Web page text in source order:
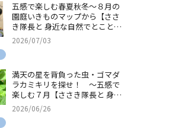
五感で楽しむ春夏秋冬～８月の
園庭いきものマップから【ささ
き隊長と 身近な自然でとことん
遊ぼう！＃31】
2026/07/03
満天の星を背負った虫・ゴマダ
ラカミキリを探せ！ ～五感で
楽しむ７月【ささき隊長と 身近
な自然でとことん遊ぼう！＃
30】
2026/06/26